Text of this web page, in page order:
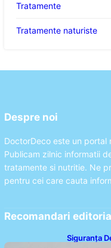
Tratamente
Tratamente naturiste
Despre noi
DoctorDeco este un portal
Publicam zilnic informatii
tratamente si nutritie. Ne
pentru cei care cauta
Recomandari
Siguranța